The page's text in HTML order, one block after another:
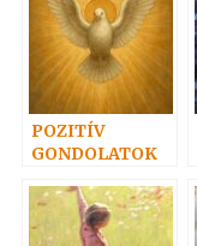
POZITÍV
GONDOLATOK